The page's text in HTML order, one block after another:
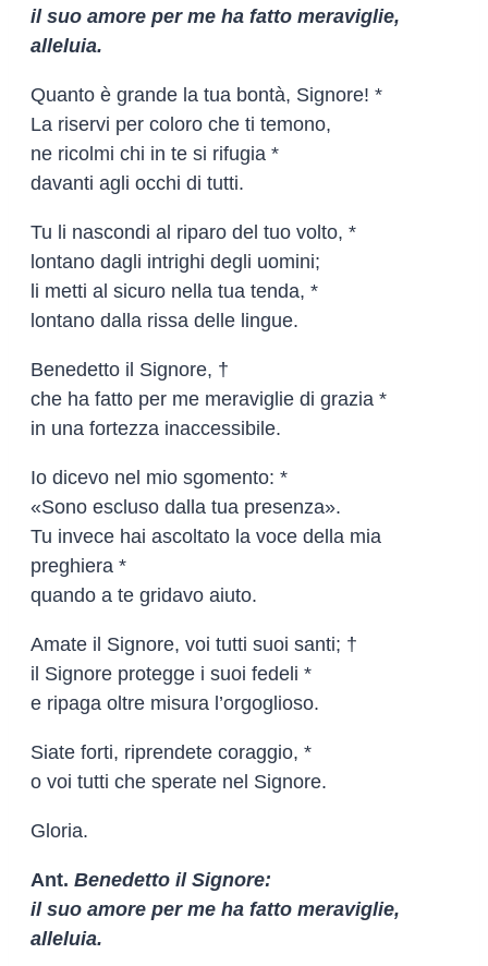
il suo amore per me ha fatto meraviglie,
alleluia.
Quanto è grande la tua bontà, Signore! *
La riservi per coloro che ti temono,
ne ricolmi chi in te si rifugia *
davanti agli occhi di tutti.
Tu li nascondi al riparo del tuo volto, *
lontano dagli intrighi degli uomini;
li metti al sicuro nella tua tenda, *
lontano dalla rissa delle lingue.
Benedetto il Signore, †
che ha fatto per me meraviglie di grazia *
in una fortezza inaccessibile.
Io dicevo nel mio sgomento: *
«Sono escluso dalla tua presenza».
Tu invece hai ascoltato la voce della mia
preghiera *
quando a te gridavo aiuto.
Amate il Signore, voi tutti suoi santi; †
il Signore protegge i suoi fedeli *
e ripaga oltre misura l’orgoglioso.
Siate forti, riprendete coraggio, *
o voi tutti che sperate nel Signore.
Gloria.
Ant. Benedetto il Signore:
il suo amore per me ha fatto meraviglie,
alleluia.